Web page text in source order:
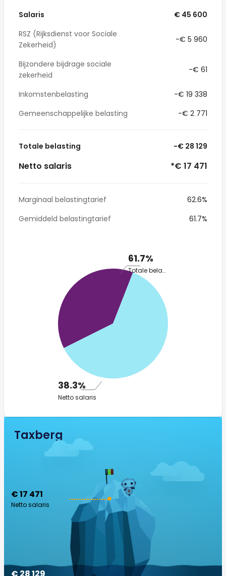
Salaris
€ 45 600
RSZ (Rijksdienst voor Sociale
Zekerheid)
-€ 5 960
Bijzondere bijdrage sociale
zekerheid
-€ 61
Inkomstenbelasting
-€ 19 338
Gemeenschappelijke belasting
-€ 2 771
Totale belasting -€ 28 129
Netto salaris *€ 17 471
Marginaal belastingtarief
62.6%
Gemiddeld belastingtarief
61.7%
61.7%
Totale belasting
38.3%
Netto salaris
Taxberg
€ 17 471
Netto salaris